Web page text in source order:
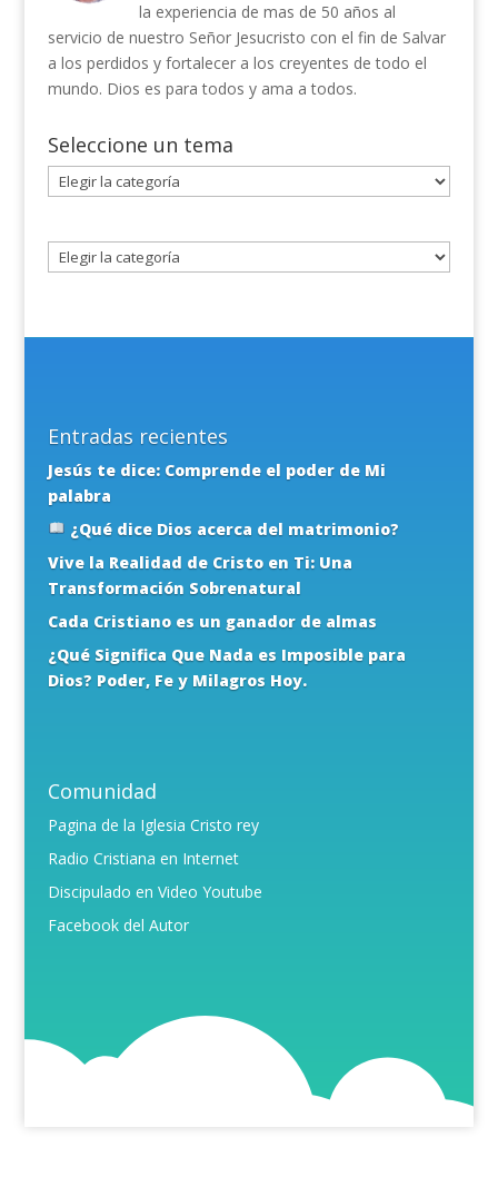
la experiencia de mas de 50 años al
servicio de nuestro Señor Jesucristo con el fin de Salvar
a los perdidos y fortalecer a los creyentes de todo el
mundo. Dios es para todos y ama a todos.
Seleccione un tema
Seleccione
un
Entradas recientes
Jesús te dice: Comprende el poder de Mi
palabra
¿Qué dice Dios acerca del matrimonio?
Vive la Realidad de Cristo en Ti: Una
Transformación Sobrenatural
Cada Cristiano es un ganador de almas
¿Qué Significa Que Nada es Imposible para
Dios? Poder, Fe y Milagros Hoy.
Comunidad
Pagina de la Iglesia Cristo rey
Radio Cristiana en Internet
Discipulado en Video Youtube
Facebook del Autor